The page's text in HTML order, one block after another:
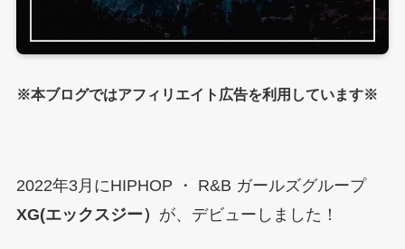
※本ブログではアフィリエイト広告を利用しています※
2022年3月にHIPHOP ・ R&B ガールズグループ
XG(エックスジー） が、デビューしました！